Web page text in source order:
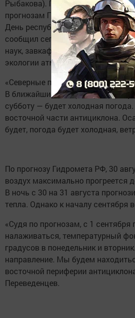
Рыбакова). Прохладная, но сухая
прогнозам Гидромета РФ жителей
День республики — 30 августа.
сообщил сегодня профессор,
наук, завкафедрой метеорологии,
экологии атмосферы КФУ Юрий
«Северные потоки формируют
В ближайшие четыре дня — среду,
субботу — будет холодная
восточной части антициклона.
будет, погода будет холодная,
По прогнозу Гидромета РФ, 30
воздух максимально прогреется
В ночь с 30 на 31 августа
тепла. Однако к началу сентября
«Судя по прогнозам, с 1 сентября
налаживаться, температурный
градусов в понедельник и
направление. Мы будем
восточной периферии
Переведенцев.